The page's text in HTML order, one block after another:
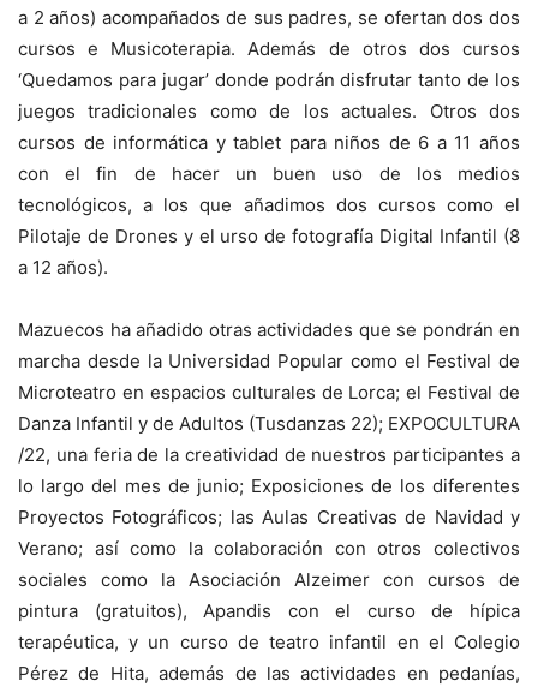
a 2 años) acompañados de sus padres, se ofertan dos dos
cursos e Musicoterapia. Además de otros dos cursos
‘Quedamos para jugar’ donde podrán disfrutar tanto de los
juegos tradicionales como de los actuales. Otros dos
cursos de informática y tablet para niños de 6 a 11 años
con el fin de hacer un buen uso de los medios
tecnológicos, a los que añadimos dos cursos como el
Pilotaje de Drones y el urso de fotografía Digital Infantil (8
a 12 años).
Mazuecos ha añadido otras actividades que se pondrán en
marcha desde la Universidad Popular como el Festival de
Microteatro en espacios culturales de Lorca; el Festival de
Danza Infantil y de Adultos (Tusdanzas 22); EXPOCULTURA
/22, una feria de la creatividad de nuestros participantes a
lo largo del mes de junio; Exposiciones de los diferentes
Proyectos Fotográficos; las Aulas Creativas de Navidad y
Verano; así como la colaboración con otros colectivos
sociales como la Asociación Alzeimer con cursos de
pintura (gratuitos), Apandis con el curso de hípica
terapéutica, y un curso de teatro infantil en el Colegio
Pérez de Hita, además de las actividades en pedanías,